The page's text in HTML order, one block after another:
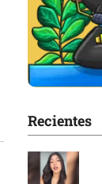
Recientes